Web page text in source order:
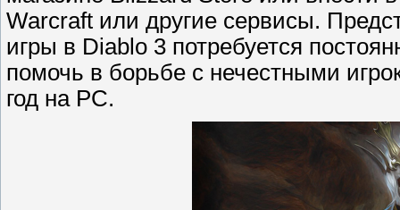
Warcraft или другие сервисы.
игры в Diablo 3 потребуется
помочь в борьбе с нечестными
год на PC.